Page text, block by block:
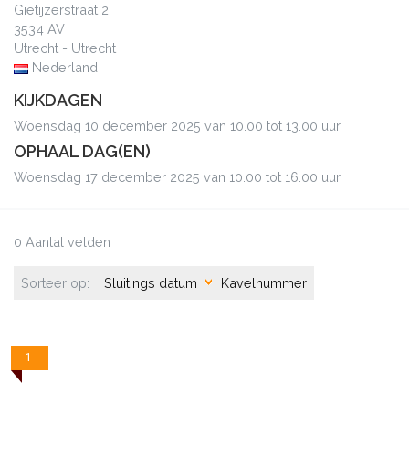
Gietijzerstraat 2
3534 AV
Utrecht - Utrecht
Nederland
KIJKDAGEN
Woensdag 10 december 2025 van 10.00 tot 13.00 uur
OPHAAL DAG(EN)
Woensdag 17 december 2025 van 10.00 tot 16.00 uur
0 Aantal velden
Sorteer op: Sluitings datum Kavelnummer
1